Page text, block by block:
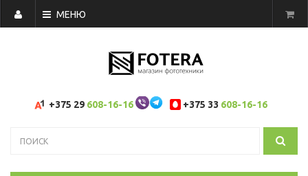
МЕНЮ
+375 29 608-16-16 +375 33 608-16-16